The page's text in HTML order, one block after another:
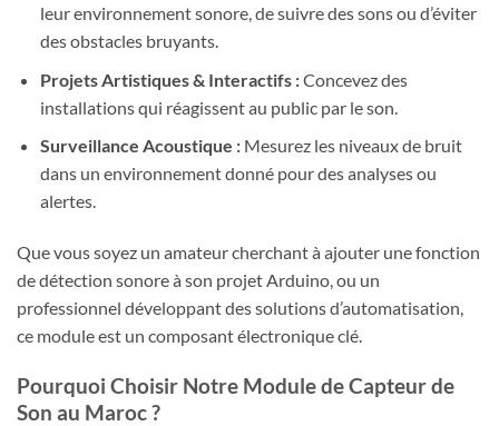
leur environnement sonore, de suivre des sons ou d’éviter
des obstacles bruyants.
Projets Artistiques & Interactifs :Concevez des
installations qui réagissent au public par le son.
Surveillance Acoustique :Mesurez les niveaux de bruit
dans un environnement donné pour des analyses ou
alertes.
Que vous soyez un amateur cherchant à ajouter une fonction
de détection sonore à son projet Arduino, ou un
professionnel développant des solutions d’automatisation,
ce module est un composant électronique clé.
Pourquoi Choisir Notre Module de Capteur de
Son au Maroc ?